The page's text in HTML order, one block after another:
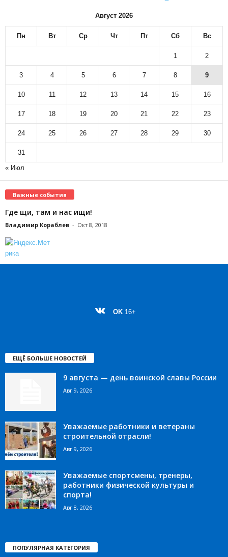
Август 2026
Пн Вт Ср Чт Пт Сб Вс
1 2
3 4 5 6 7 8 9
10 11 12 13 14 15 16
17 18 19 20 21 22 23
24 25 26 27 28 29 30
31
« Июл
Важные события
Где щи, там и нас ищи!
Владимир Кораблев - Окт 8, 2018
OK 16+
ЕЩЁ БОЛЬШЕ НОВОСТЕЙ
9 августа — день воинской славы России
Авг 9, 2026
Уважаемые работники и ветераны
строительной отрасли!
Авг 9, 2026
Уважаемые спортсмены, тренеры,
работники физической культуры и
спорта!
Авг 8, 2026
ПОПУЛЯРНАЯ КАТЕГОРИЯ